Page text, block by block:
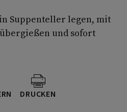
Suppenteller legen, mit
und sofort
DRUCKEN